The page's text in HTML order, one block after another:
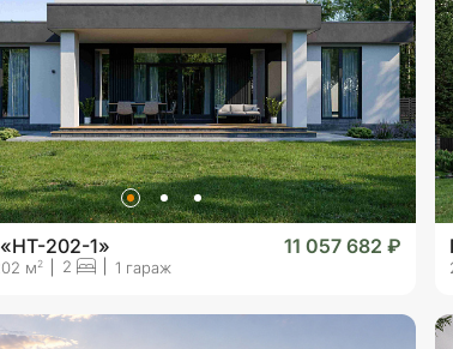
202-1» 11 057 682 ₽
м2 2 1 гараж